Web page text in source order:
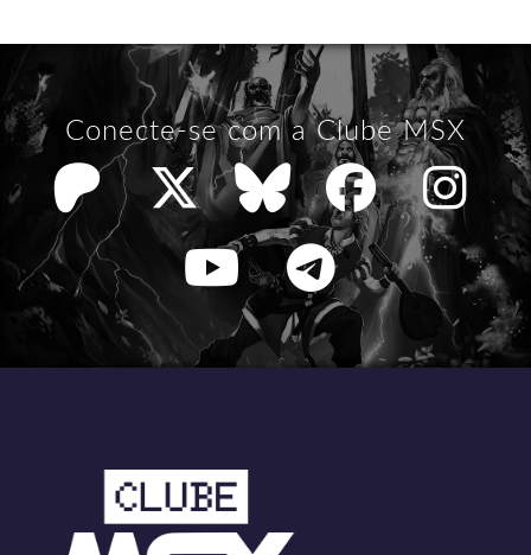
Conecte-se com a Clube MSX